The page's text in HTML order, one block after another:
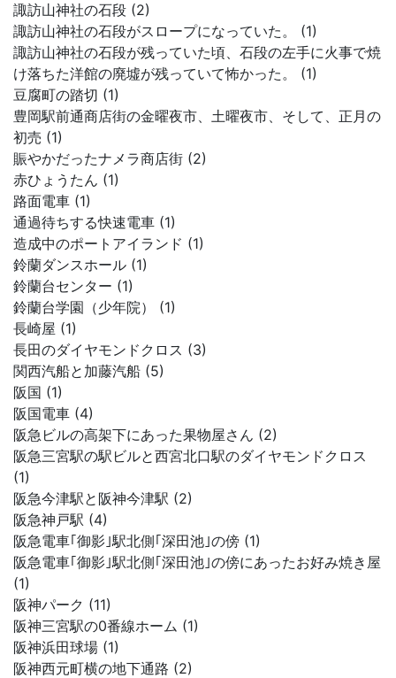
諏訪山神社の石段 (2)
諏訪山神社の石段がスロープになっていた。 (1)
諏訪山神社の石段が残っていた頃、石段の左手に火事で焼
け落ちた洋館の廃墟が残っていて怖かった。 (1)
豆腐町の踏切 (1)
豊岡駅前通商店街の金曜夜市、土曜夜市、そして、正月の
初売 (1)
賑やかだったナメラ商店街 (2)
赤ひょうたん (1)
路面電車 (1)
通過待ちする快速電車 (1)
造成中のポートアイランド (1)
鈴蘭ダンスホール (1)
鈴蘭台センター (1)
鈴蘭台学園（少年院） (1)
長崎屋 (1)
長田のダイヤモンドクロス (3)
関西汽船と加藤汽船 (5)
阪国 (1)
阪国電車 (4)
阪急ビルの高架下にあった果物屋さん (2)
阪急三宮駅の駅ビルと西宮北口駅のダイヤモンドクロス
(1)
阪急今津駅と阪神今津駅 (2)
阪急神戸駅 (4)
阪急電車｢御影｣駅北側｢深田池｣の傍 (1)
阪急電車｢御影｣駅北側｢深田池｣の傍にあったお好み焼き屋
(1)
阪神パーク (11)
阪神三宮駅の0番線ホーム (1)
阪神浜田球場 (1)
阪神西元町横の地下通路 (2)